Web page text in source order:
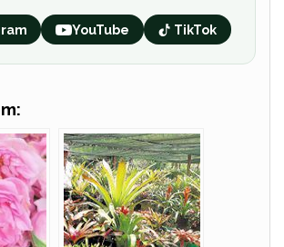
YouTube TikTok